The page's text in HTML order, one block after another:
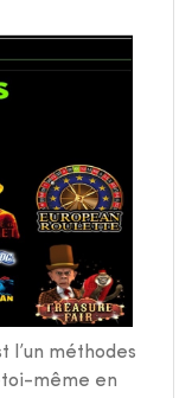
l’un méthodes
même en